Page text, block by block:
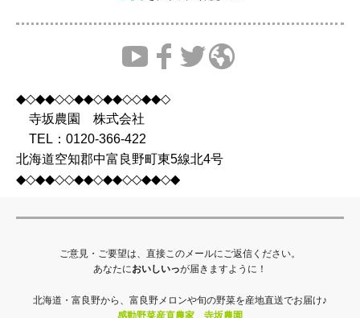
◆◇◆◆◇◇◆◆◇◆◆◇◇◆◆◇
寺坂農園 株式会社
TEL：0120-366-422
北海道空知郡中富良野町東5線北4号
◆◇◆◆◇◇◆◆◇◆◆◇◇◆◆◇◆
ご意見・ご要望は、直接このメールにご返信ください。
あなたにおいしいっが届きますように！
北海道・富良野から、富良野メロンや旬の野菜を産地直送でお届け♪
感動野菜産直農家 寺坂農園